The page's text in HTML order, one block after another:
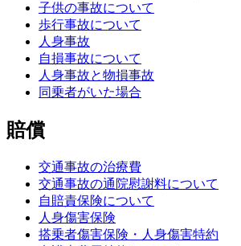
子供の事故について
歩行事故について
人身事故
自損事故について
人身事故と物損事故
同乗者がいた場合
賠償
交通事故の治療費
交通事故の通院慰謝料について
自賠責保険について
人身傷害保険
搭乗者傷害保険・人身傷害特約